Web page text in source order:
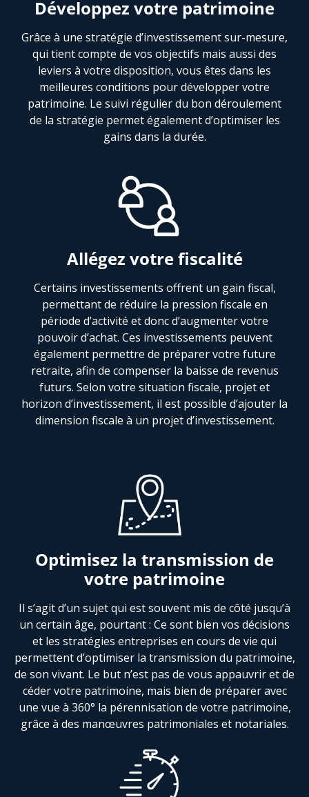
Développez votre patrimoine
Grâce à une stratégie d’investissement sur-mesure,
qui tient compte de vos objectifs mais aussi des
leviers à votre disposition, vous êtes dans les
meilleures conditions pour développer votre
patrimoine. Le suivi régulier du bon déroulement
de la stratégie permet également d’optimiser les
gains dans la durée.
Allégez votre fiscalité
Certains investissements offrent un gain fiscal,
permettant de réduire la pression fiscale en
période d’activité et donc d’augmenter votre
pouvoir d’achat. Ces investissements peuvent
également permettre de préparer votre future
retraite, afin de compenser la baisse de revenus
futurs. Selon votre situation fiscale, projet et
horizon d’investissement, il est possible d’ajouter la
dimension fiscale à un projet d’investissement.
Optimisez la transmission de
votre patrimoine
Il s’agit d’un sujet qui est souvent mis de côté jusqu’à
un certain âge, pourtant : Ce sont bien vos décisions
et les stratégies entreprises en cours de vie qui
permettent d’optimiser la transmission du patrimoine,
de son vivant. Le but n’est pas de vous appauvrir et de
céder votre patrimoine, mais bien de préparer avec
une vue à 360° la pérennisation de votre patrimoine,
grâce à des manœuvres patrimoniales et notariales.